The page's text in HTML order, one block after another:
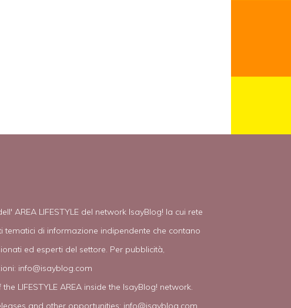
AREA LIFESTYLE del network IsayBlog! la cui rete
tematici di informazione indipendente che contano
ed esperti del settore. Per pubblicità,
info@isayblog.com
LIFESTYLE AREA inside the IsayBlog! network.
and other opportunities: info@isayblog.com